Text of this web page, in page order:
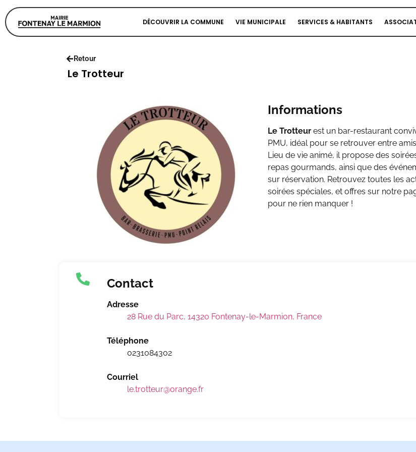
DÉCOUVRIR LA COMMUNE VIE MUNICIPALE SERVICES & HABITANTS
Retour
Le Trotteur
Informations
Le Trotteurest un bar-restaurant
PMU, idéal pour se retrouver entre
Lieu de vie animé, il propose des
repas gourmands, ainsi que des
sur réservation. Retrouvez toutes les
soirées spéciales, et offres sur notre
pour ne rien manquer !
Contact
Adresse
28 Rue du Parc, 14320 Fontenay-le-Marmion, France
Téléphone
0231084302
Courriel
le.trotteur@orange.fr